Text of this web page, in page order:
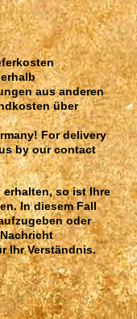
aus anderen
über
For delivery
by our contact
so ist Ihre
In diesem Fall
oder
Ihr Verständnis.